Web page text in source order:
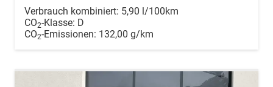
Verbrauch kombiniert: 5,90 l/100km
CO2-Klasse: D
CO2-Emissionen: 132,00 g/km